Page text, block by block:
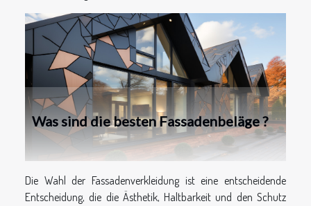
Was sind die besten Fassadenbeläge ?
Die Wahl der Fassadenverkleidung ist eine entscheidende
Entscheidung, die die Ästhetik, Haltbarkeit und den Schutz